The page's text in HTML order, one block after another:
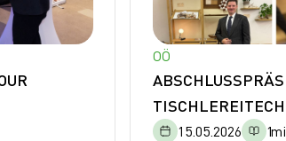
OÖ
15.05.2026 1